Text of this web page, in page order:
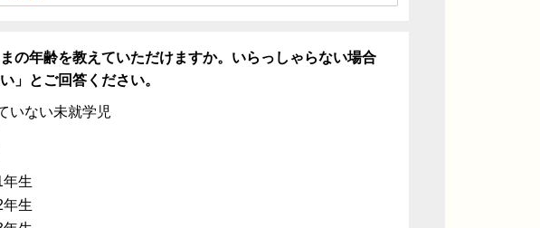
の年齢を教えていただけますか。いらっしゃらない場合
い」とご回答ください。
いない未就学児
年生
年生